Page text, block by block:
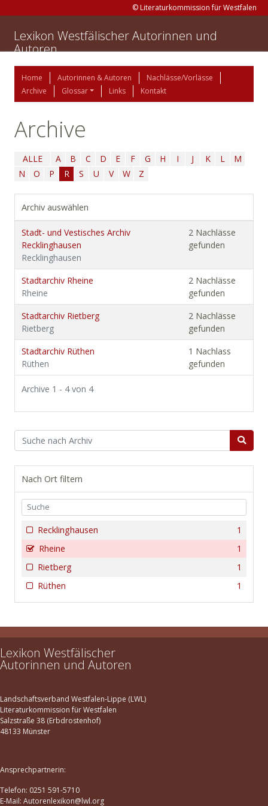
© Literaturkommission für Westfalen
Lexikon Westfälischer Autorinnen und
Autoren
Home Autorinnen & Autoren
Nachlässe/Vorlässe
Archive
Glossar Links Kontakt
Archive
ALLE A B C D E F G H I J K L
M
N
O P R S U V W Z
Archiv auswählen
Stadt- und Vestisches Archiv
Recklinghausen
Recklinghausen
2 Nachlässe
gefunden
Stadtarchiv Rheine
Rheine
2 Nachlässe
gefunden
Stadtarchiv Rietberg
Rietberg
2 Nachlässe
gefunden
Stadtarchiv Rüthen
Rüthen
1 Nachlass
gefunden
Archive 1 - 4 von 4
Nach Ort filtern
1
Recklinghausen
1
Rheine
1
Rietberg
1
Rüthen
Lexikon Westfälischer
Autorinnen und Autoren
Landschaftsverband Westfalen-Lippe (LWL)
Literaturkommission für Westfalen
Salzstraße 38 (Erbdrostenhof)
48133 Münster
Ansprechpartnerin:
Telefon: 0251 591-5710
E-Mail: Autorenlexikon@lwl.org